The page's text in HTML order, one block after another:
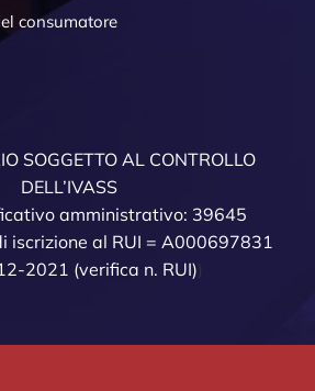
consumatore
SOGGETTO AL CONTROLLO
DELL’IVASS
amministrativo: 39645
iscrizione al RUI = A000697831
2021 (verifica n. RUI))